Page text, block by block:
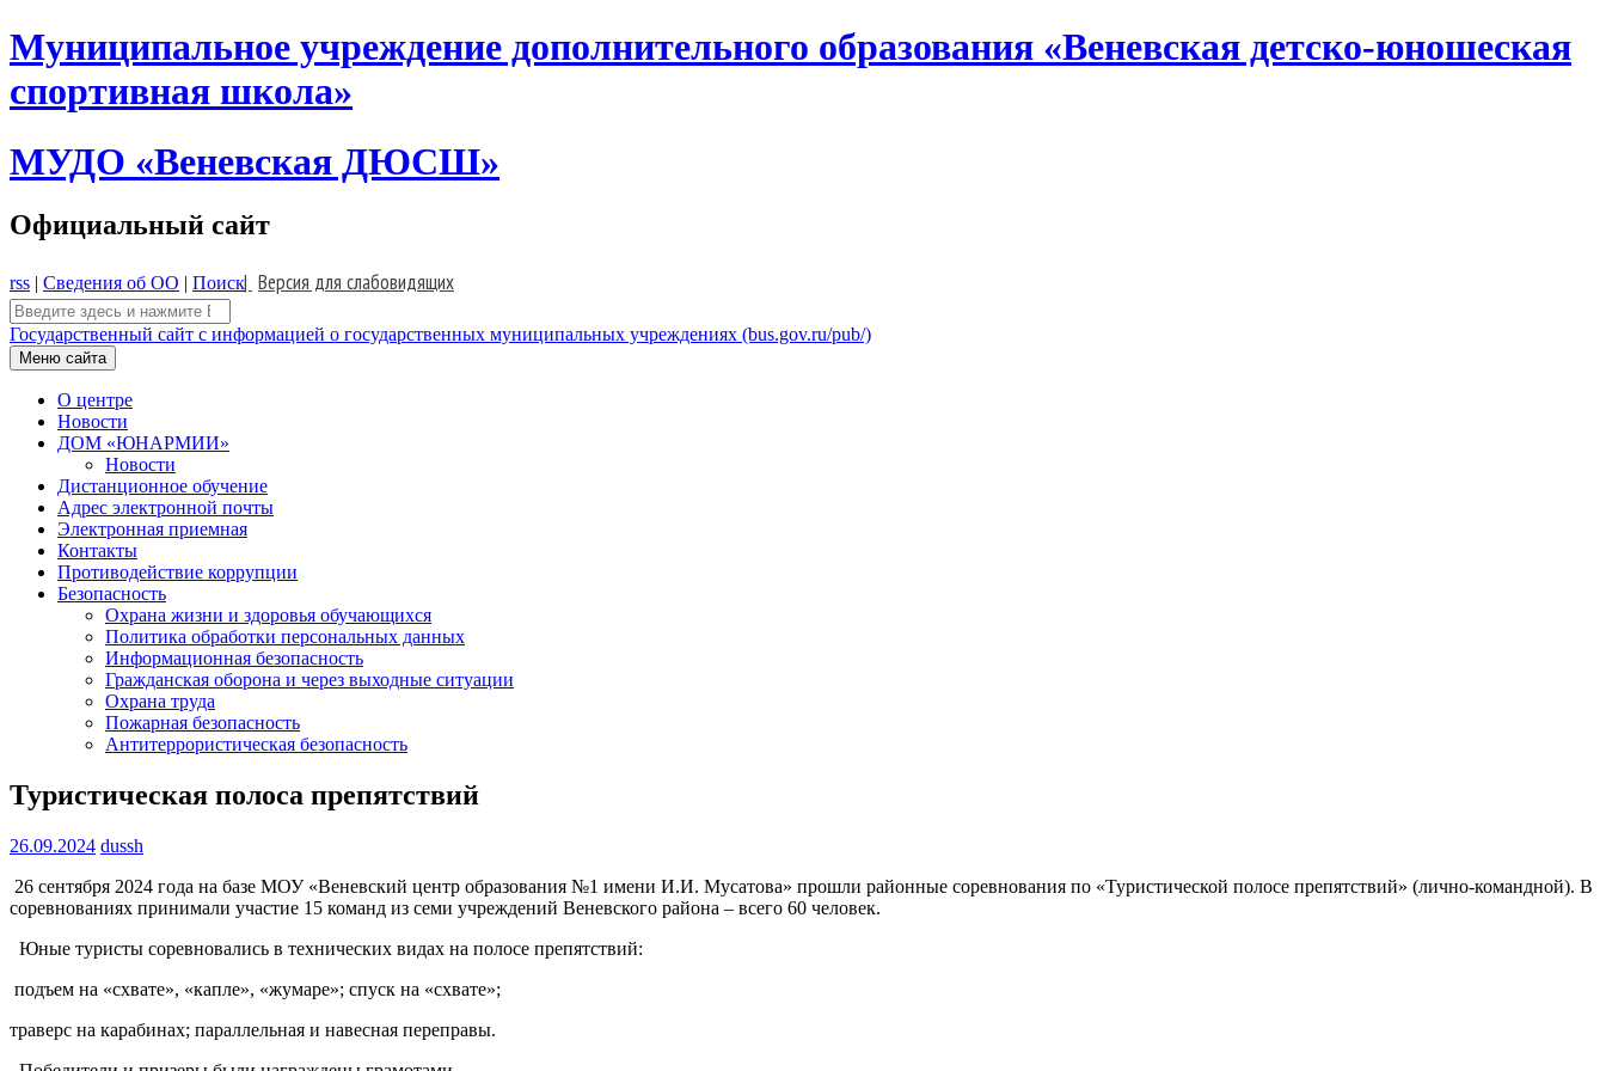
Skip
to
Муниципальное учреждение дополнительного образования «Веневская детско-юношеская
спортивная школа»
МУДО «Веневская ДЮСШ»
Официальный сайт
rss | Сведения об ОО | Поиск| Версия для слабовидящих
Поиск:
Государственный сайт с информацией о государственных муниципальных учреждениях (bus.gov.ru/pub/)
Меню сайта
О центре
Новости
ДОМ «ЮНАРМИИ»
Новости
Дистанционное обучение
Адрес электронной почты
Электронная приемная
Контакты
Противодействие коррупции
Безопасность
Охрана жизни и здоровья обучающихся
Политика обработки персональных данных
Информационная безопасность
Гражданская оборона и через выходные ситуации
Охрана труда
Пожарная безопасность
Антитеррористическая безопасность
Туристическая полоса препятствий
26.09.2024 dussh
26 сентября 2024 года на базе МОУ «Веневский центр образования №1 имени И.И. Мусатова» прошли районные соревнования по «Туристической полосе препятствий» (лично-командной). В
соревнованиях принимали участие 15 команд из семи учреждений Веневского района – всего 60 человек.
Юные туристы соревновались в технических видах на полосе препятствий:
подъем на «схвате», «капле», «жумаре»; спуск на «схвате»;
траверс на карабинах; параллельная и навесная переправы.